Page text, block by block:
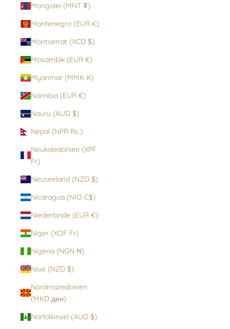
Mongolei (MNT ₮)
Montenegro (EUR €)
Montserrat (XCD $)
Mosambik (EUR €)
Myanmar (MMK K)
Namibia (EUR €)
Nauru (AUD $)
Nepal (NPR Rs.)
Neukaledonien (XPF
Fr)
Neuseeland (NZD $)
Nicaragua (NIO C$)
Niederlande (EUR €)
Niger (XOF Fr)
Nigeria (NGN ₦)
Niue (NZD $)
Nordmazedonien
(MKD ден)
Norfolkinsel (AUD $)